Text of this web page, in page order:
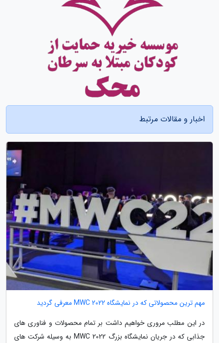
اخبار و مقالات مرتبط
مهم ترین محصولاتی که در نمایشگاه MWC 2022 معرفی گردید
در این مطلب مروری خواهیم داشت بر تمام محصولات و فناوری های
جذابی که در جریان نمایشگاه بزرگ MWC 2022 به وسیله شرکت های